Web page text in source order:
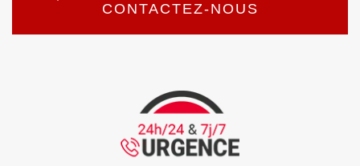
CONTACTEZ-NOUS